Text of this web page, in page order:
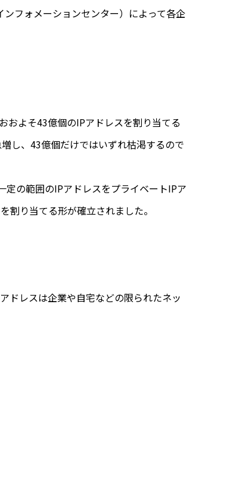
フォメーションセンター）によって各企
およそ43億個のIPアドレスを割り当てる
し、43億個だけではいずれ枯渇するので
定の範囲のIPアドレスをプライベートIPア
割り当てる形が確立されました。
ドレスは企業や自宅などの限られたネッ